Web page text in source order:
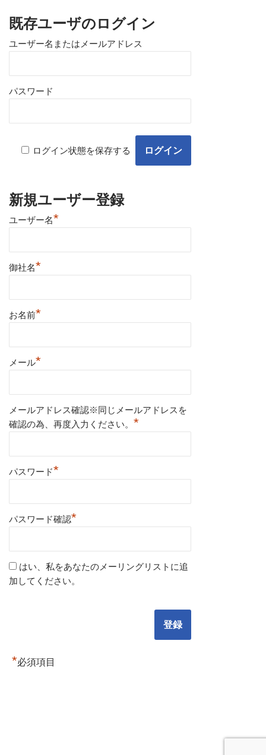
既存ユーザのログイン
ユーザー名またはメールアドレス
パスワード
ログイン状態を保存する
新規ユーザー登録
ユーザー名*
御社名*
お名前*
メール*
メールアドレス確認※同じメールアドレスを
確認の為、再度入力ください。 *
パスワード*
パスワード確認*
はい、私をあなたのメーリングリストに追
加してください。
*必須項目